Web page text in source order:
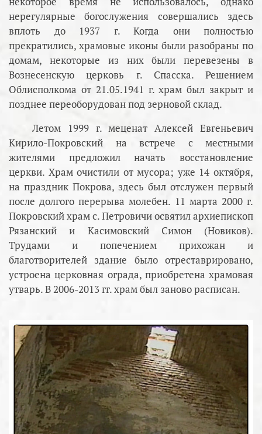
нерегулярные богослужения совершались здесь
вплоть до 1937 г. Когда они полностью
прекратились, храмовые иконы были разобраны по
домам, некоторые из них были перевезены в
Вознесенскую церковь г. Спасска. Решением
Облисполкома от 21.05.1941 г. храм был закрыт и
позднее переоборудован под зерновой склад.
Летом 1999 г. меценат Алексей Евгеньевич
Кирило-Покровский на встрече с местными
жителями предложил начать восстановление
церкви. Храм очистили от мусора; уже 14 октября,
на праздник Покрова, здесь был отслужен первый
после долгого перерыва молебен. 11 марта 2000 г.
Покровский храм с. Петровичи освятил архиепископ
Рязанский и Касимовский Симон (Новиков).
Трудами и попечением прихожан и
благотворителей здание было отреставрировано,
устроена церковная ограда, приобретена храмовая
утварь. В 2006-2013 гг. храм был заново расписан.